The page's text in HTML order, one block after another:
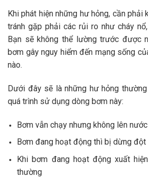
Khi phát hiện những hư hỏng, cần
tránh gặp phải các rủi ro như cháy
Bạn sẽ không thể lường trước được
bơm gây nguy hiểm đến mạng sống
nào.
Dưới đây sẽ là những hư hỏng
quá trình sử dụng dòng bơm này:
Bơm vẫn chạy nhưng không lên
Bơm đang hoạt động thì bị dừng đột
Khi bơm đang hoạt động xuất
thường